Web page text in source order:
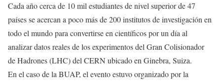
Cada año cerca de 10 mil estudiantes de nivel superior de 47
países se acercan a poco más de 200 institutos de investigación en
todo el mundo para convertirse en científicos por un día al
analizar datos reales de los experimentos del Gran Colisionador
de Hadrones (LHC) del CERN ubicado en Ginebra, Suiza.
En el caso de la BUAP, el evento estuvo organizado por la